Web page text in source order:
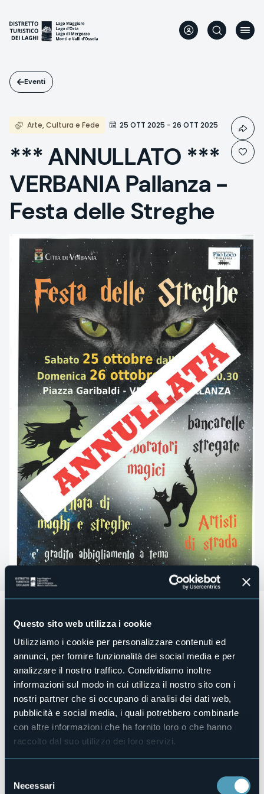
Questo sito web utilizza i cookie
Utilizziamo i cookie per personalizzare contenuti ed
annunci, per fornire funzionalità dei social media e per
analizzare il nostro traffico. Condividiamo inoltre
informazioni sul modo in cui utilizza il nostro sito con i
nostri partner che si occupano di analisi dei dati web,
pubblicità e social media, i quali potrebbero combinarle
con altre informazioni che ha fornito loro o che hanno
raccolto dal suo utilizzo dei loro servizi.
delNecessari
contenuto
principale
Eventi
Arte, Cultura e Fede 25 OTT 2025 - 26 OTT 2025
*** ANNULLATO ***
VERBANIA Pallanza -
Festa delle Streghe
Festa delle Streghe
Piazza Garibaldi - Verbania Pallanza
25/26 ottobre 2025
Sfilata di maghi e streghe
Laboratori magici
Bancarelle stregate
Artisti di strada
***
Organizzatore